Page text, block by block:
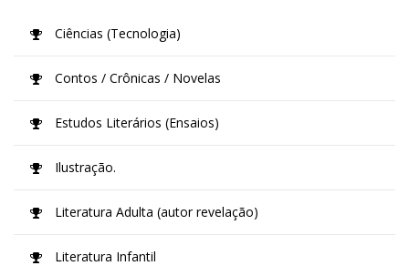
Ciências (Tecnologia)
Contos / Crônicas / Novelas
Estudos Literários (Ensaios)
Ilustração.
Literatura Adulta (autor revelação)
Literatura Infantil